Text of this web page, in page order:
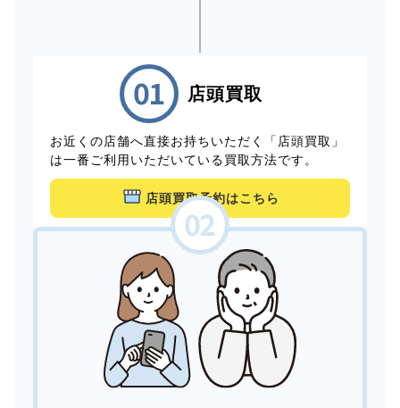
店頭買取
お近くの店舗へ直接お持ちいただく「店頭買取」
は一番ご利用いただいている買取方法です。
店頭買取予約はこちら